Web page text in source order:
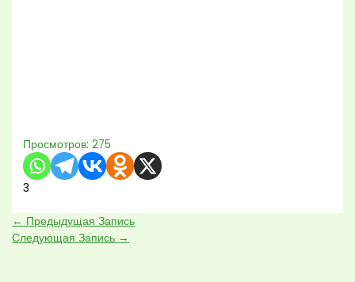
Просмотров: 275
3
← Предыдущая Запись
Следующая Запись →